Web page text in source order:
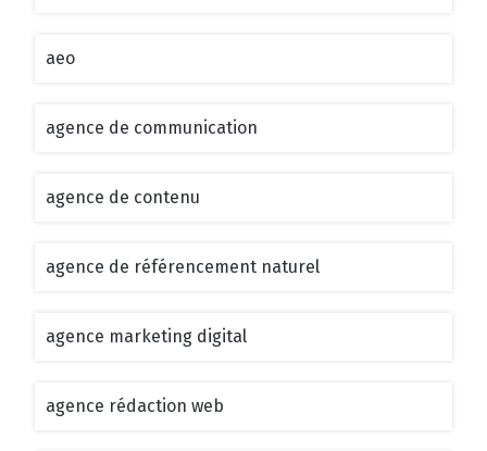
aeo
agence de communication
agence de contenu
agence de référencement naturel
agence marketing digital
agence rédaction web